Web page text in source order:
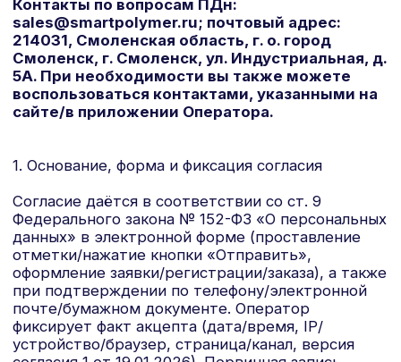
Согласие даётся в соответствии со ст. 9
Федерального закона № 152-ФЗ «О персональных
данных» в электронной форме (проставление
отметки/нажатие кнопки «Отправить»,
оформление заявки/регистрации/заказа), а также
при подтверждении по телефону/электронной
почте/бумажном документе. Оператор
фиксирует факт акцепта (дата/время, IP/
устройство/браузер, страница/канал, версия
согласия 1 от 19.01.2026). Первичная запись,
2. Цели обработки (применяются по мере
коммуникация по обращениям, заявкам,
брифам, договорам;
регистрация и администрирование
аккаунта/личного кабинета, оказание
услуг/доступ к сервисам;
продажи/оформление и исполнение
заказов, доставка/самовывоз, гарантийная
поддержка;
выставление счетов/приём платежей и
возвраты (через платёжных провайдеров);
участие в мероприятиях/вебинарах/